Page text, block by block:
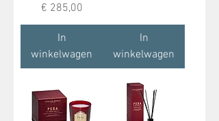
Prijs
€ 285,00
In
winkelwagen
In
winkelwagen